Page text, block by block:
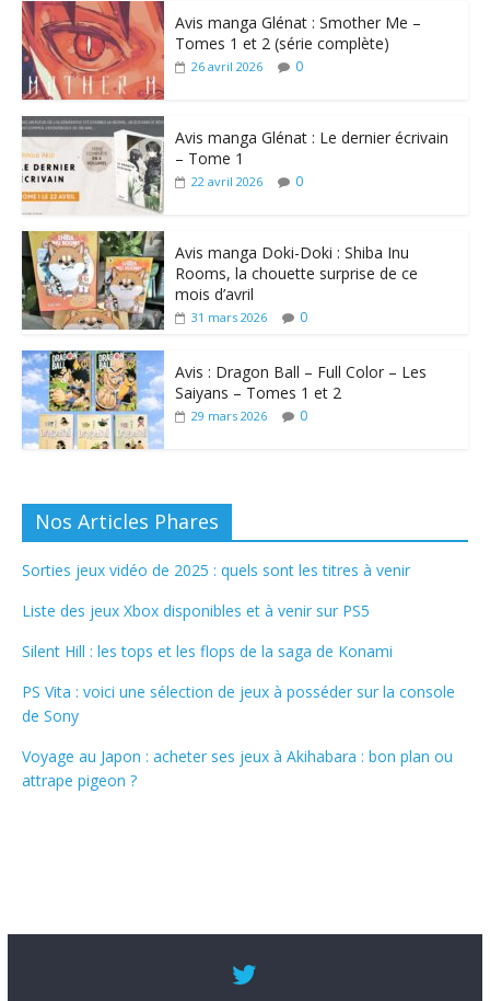
Avis manga Glénat : Smother Me –
Tomes 1 et 2 (série complète)
26 avril 2026 0
Avis manga Glénat : Le dernier écrivain
– Tome 1
22 avril 2026 0
Avis manga Doki-Doki : Shiba Inu
Rooms, la chouette surprise de ce
mois d’avril
31 mars 2026 0
Avis : Dragon Ball – Full Color – Les
Saiyans – Tomes 1 et 2
29 mars 2026 0
Nos Articles Phares
Sorties jeux vidéo de 2025 : quels sont les titres à venir
Liste des jeux Xbox disponibles et à venir sur PS5
Silent Hill : les tops et les flops de la saga de Konami
PS Vita : voici une sélection de jeux à posséder sur la console
de Sony
Voyage au Japon : acheter ses jeux à Akihabara : bon plan ou
attrape pigeon ?